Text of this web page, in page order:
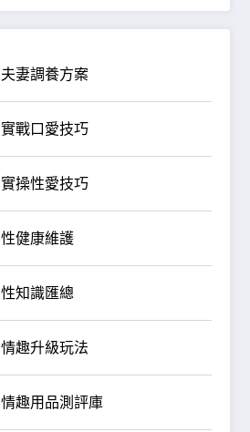
夫妻調養方案
實戰口愛技巧
實操性愛技巧
性健康維護
性知識匯總
情趣升級玩法
情趣用品測評庫